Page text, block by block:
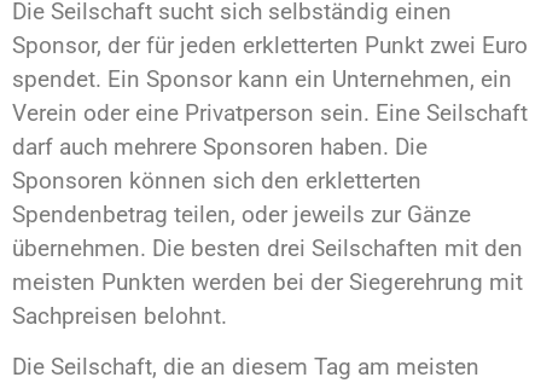
Die Seilschaft sucht sich selbständig einen
Sponsor, der für jeden erkletterten Punkt zwei Euro
spendet. Ein Sponsor kann ein Unternehmen, ein
Verein oder eine Privatperson sein. Eine Seilschaft
darf auch mehrere Sponsoren haben. Die
Sponsoren können sich den erkletterten
Spendenbetrag teilen, oder jeweils zur Gänze
übernehmen. Die besten drei Seilschaften mit den
meisten Punkten werden bei der Siegerehrung mit
Sachpreisen belohnt.
Die Seilschaft, die an diesem Tag am meisten